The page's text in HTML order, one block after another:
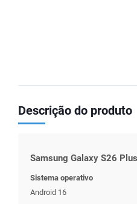
Descrição do produto
Samsung Galaxy S26
Sistema operativo
Android 16